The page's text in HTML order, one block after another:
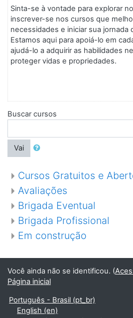
Sinta-se à vontade para explorar
inscrever-se nos cursos que
necessidades e iniciar sua jornada
Estamos aqui para apoiá-lo em
ajudá-lo a adquirir as habilidades
proteger vidas e propriedades.
Buscar cursos
Vai
Cursos Gratuitos e
Avaliações
Brigada Eventual
Brigada Profissional
Em construção
Você ainda não se identificou. (
Página inicial
Português - Brasil ‎(pt_br)‎
English ‎(en)‎